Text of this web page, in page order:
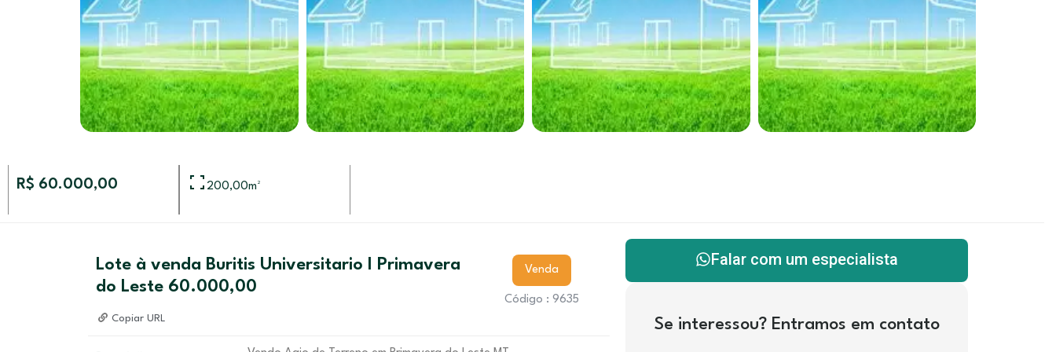
R$ 60.000,00 200,00m²
Lote à venda Buritis Universitario I Primavera
do Leste 60.000,00
Copiar URL
Venda
Código : 9635
Falar com um especialista
Se interessou? Entramos em contato